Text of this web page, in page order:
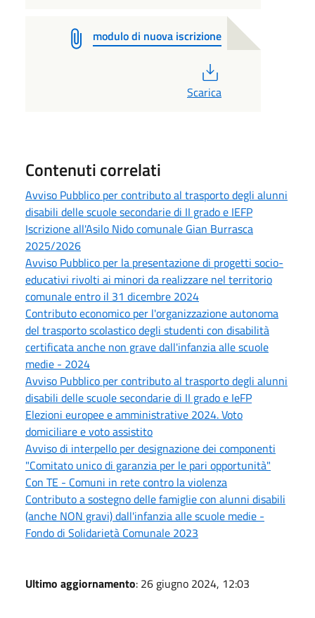
modulo di nuova iscrizione
Scarica
Contenuti correlati
Avviso Pubblico per contributo al trasporto degli alunni
disabili delle scuole secondarie di II grado e IEFP
Iscrizione all'Asilo Nido comunale Gian Burrasca
2025/2026
Avviso Pubblico per la presentazione di progetti socio-
educativi rivolti ai minori da realizzare nel territorio
comunale entro il 31 dicembre 2024
Contributo economico per l'organizzazione autonoma
del trasporto scolastico degli studenti con disabilità
certificata anche non grave dall'infanzia alle scuole
medie - 2024
Avviso Pubblico per contributo al trasporto degli alunni
disabili delle scuole secondarie di II grado e IeFP
Elezioni europee e amministrative 2024. Voto
domiciliare e voto assistito
Avviso di interpello per designazione dei componenti
"Comitato unico di garanzia per le pari opportunità"
Con TE - Comuni in rete contro la violenza
Contributo a sostegno delle famiglie con alunni disabili
(anche NON gravi) dall'infanzia alle scuole medie -
Fondo di Solidarietà Comunale 2023
Ultimo aggiornamento: 26 giugno 2024, 12:03